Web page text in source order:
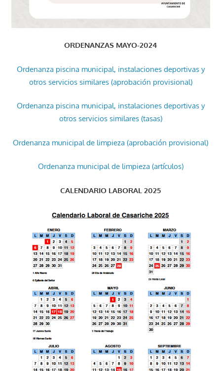
ORDENANZAS MAYO-2024
Ordenanza piscina municipal, instalaciones deportivas y
otros servicios similares (aprobación provisional)
Ordenanza piscina municipal, instalaciones deportivas y
otros servicios similares (tasas)
Ordenanza municipal de limpieza (aprobación provisional)
Ordenanza municipal de limpieza (artículos)
CALENDARIO LABORAL 2025